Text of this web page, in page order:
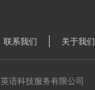
联系我们 关于我们
语科技服务有限公司